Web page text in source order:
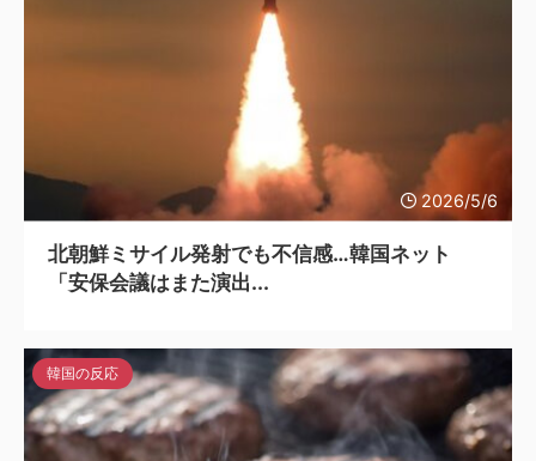
2026/5/6
北朝鮮ミサイル発射でも不信感…韓国ネット
「安保会議はまた演出...
韓国の反応